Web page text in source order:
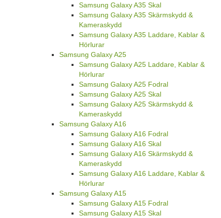
Samsung Galaxy A35 Skal
Samsung Galaxy A35 Skärmskydd &
Kameraskydd
Samsung Galaxy A35 Laddare, Kablar &
Hörlurar
Samsung Galaxy A25
Samsung Galaxy A25 Laddare, Kablar &
Hörlurar
Samsung Galaxy A25 Fodral
Samsung Galaxy A25 Skal
Samsung Galaxy A25 Skärmskydd &
Kameraskydd
Samsung Galaxy A16
Samsung Galaxy A16 Fodral
Samsung Galaxy A16 Skal
Samsung Galaxy A16 Skärmskydd &
Kameraskydd
Samsung Galaxy A16 Laddare, Kablar &
Hörlurar
Samsung Galaxy A15
Samsung Galaxy A15 Fodral
Samsung Galaxy A15 Skal